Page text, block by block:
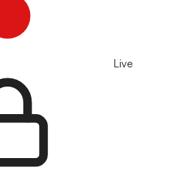
Live